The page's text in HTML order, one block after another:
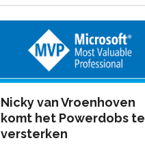
Nicky van Vroenhoven
komt het Powerdobs
versterken